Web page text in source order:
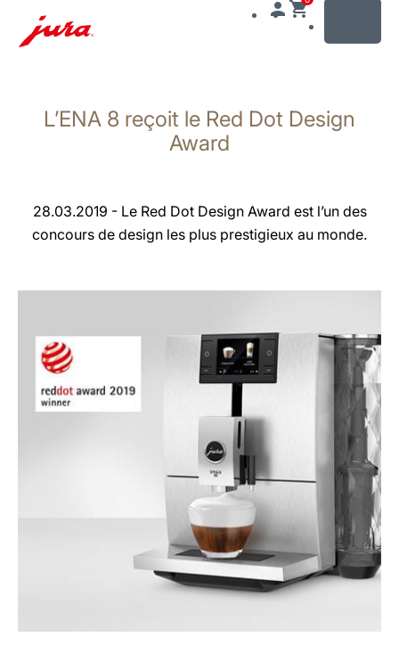
contenuL’ENA 8 reçoit le Red Dot Design
Award
28.03.2019 - Le Red Dot Design Award est l’un des
concours de design les plus prestigieux au monde.